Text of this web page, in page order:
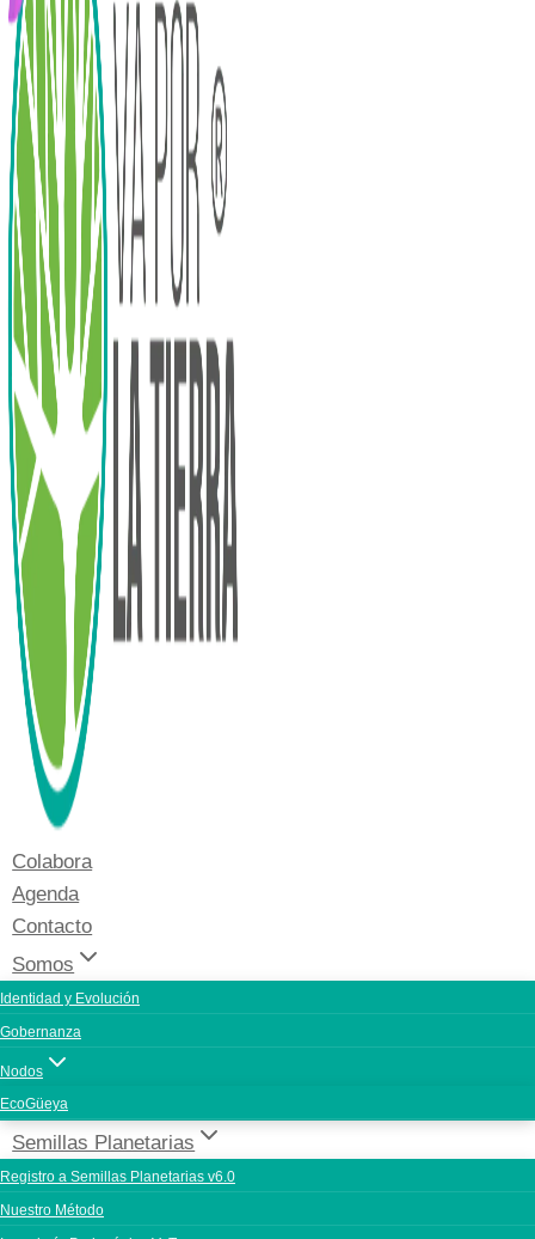
Colabora
Agenda
Contacto
Somos
Identidad y Evolución
Gobernanza
Nodos
EcoGüeya
Semillas Planetarias
Registro a Semillas Planetarias v6.0
Nuestro Método